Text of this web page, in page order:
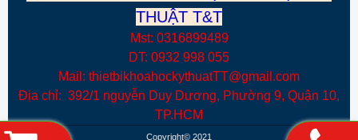
THUẬT T&T
Mst: 0316899489
DT: 0932 998 055
Mail: thietbikhoahockythuatTT@gmail.com
Địa chỉ: 392/1 nguyễn Duy Dương, Phường 9, Quận 10,
TP.HCM
Copyright© 2021